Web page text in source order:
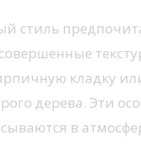
стиль
кладку
дерева. Эти
в